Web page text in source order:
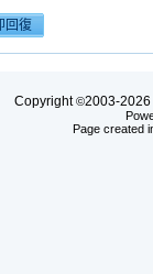
Copyright©2003-2026
Page created